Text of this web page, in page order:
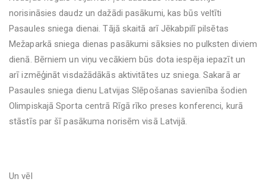
norisināsies daudz un dažādi pasākumi, kas būs veltīti
Pasaules sniega dienai. Tājā skaitā arī Jēkabpilī pilsētas
Mežaparkā sniega dienas pasākumi sāksies no pulksten diviem
dienā. Bērniem un viņu vecākiem būs dota iespēja iepazīt un
arī izmēģināt visdažādākās aktivitātes uz sniega. Sakarā ar
Pasaules sniega dienu Latvijas Slēpošanas savienība šodien
Olimpiskajā Sporta centrā Rīgā rīko preses konferenci, kurā
stāstīs par šī pasākuma norisēm visā Latvijā.
Un vēl